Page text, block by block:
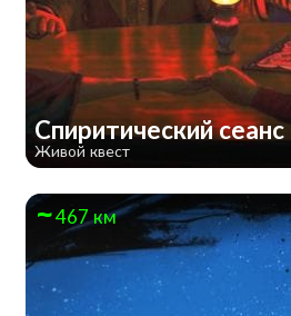
Спиритический сеанс
Живой квест
467 км